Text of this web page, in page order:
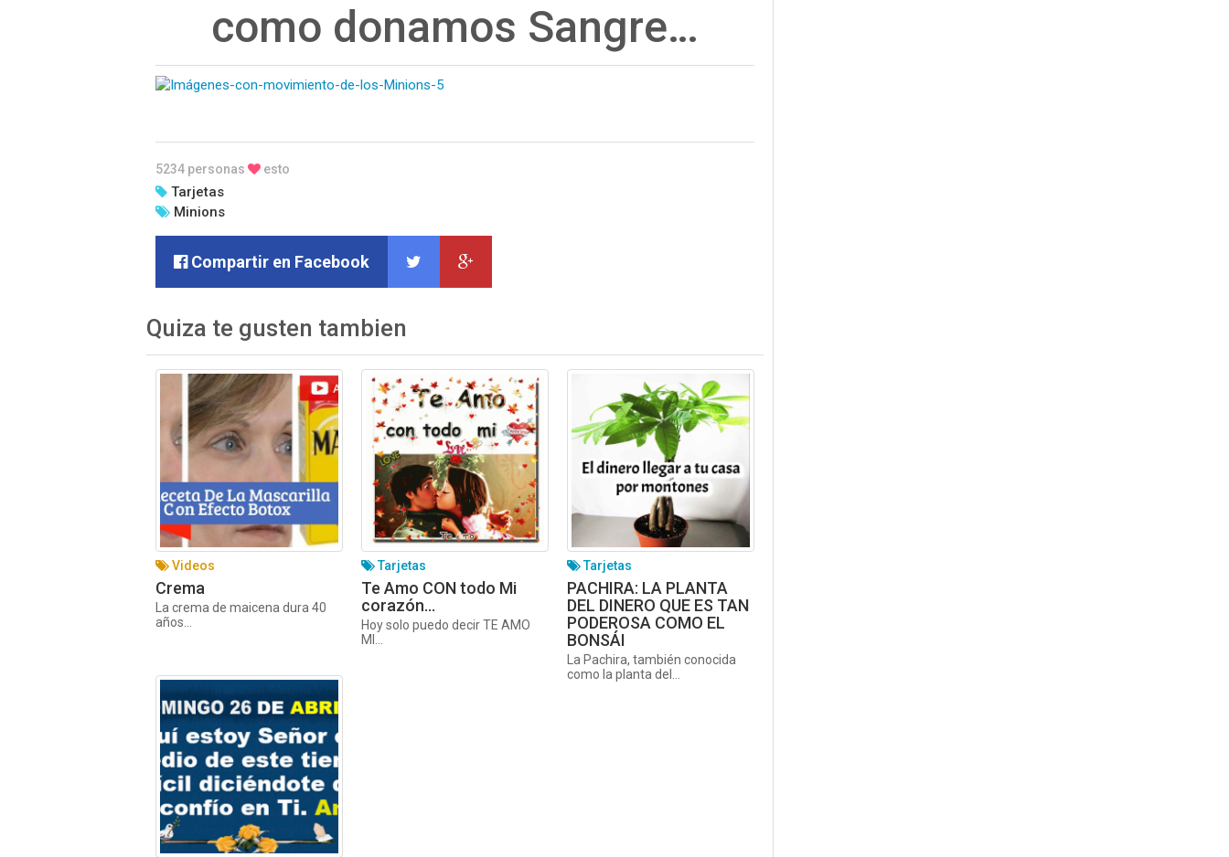
como donamos Sangre…
5234 personas esto
Tarjetas
Minions
Compartir en Facebook
Quiza te gusten tambien
Videos
Crema
La crema de maicena dura 40
años...
Tarjetas
Te Amo CON todo Mi
corazón…
Hoy solo puedo decir TE AMO
MI...
Tarjetas
PACHIRA: LA PLANTA
DEL DINERO QUE ES TAN
PODEROSA COMO EL
BONSÁI
La Pachira, también conocida
como la planta del...